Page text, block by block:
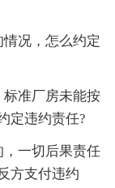
况，怎么约定
准厂房未能按
定违约责任?
一切后果责任
方支付违约